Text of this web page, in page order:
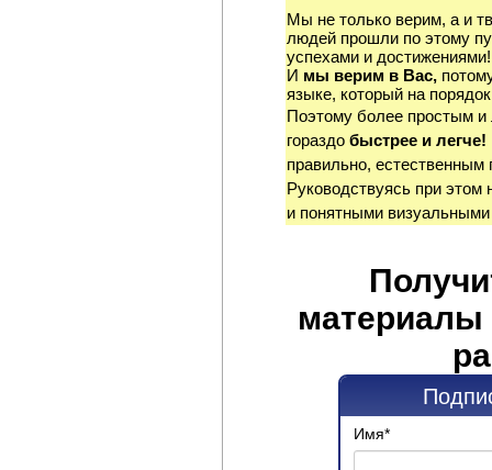
Мы не только верим, а и
людей прошли по этому
успехами и достижениями!
И мы верим в Вас,
языке, который на
Поэтому более простым
гораздо быстрее и легче!
правильно, естественным
Руководствуясь при
и понятными
материалы
Имя*